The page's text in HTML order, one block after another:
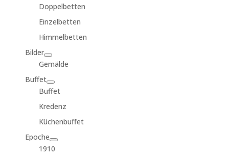
Doppelbetten
Einzelbetten
Himmelbetten
Bilder
Gemälde
Buffet
Buffet
Kredenz
Küchenbuffet
Epoche
1910